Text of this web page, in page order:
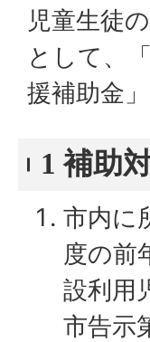
児童生徒
として、
援補助金
1 補助
市内に
度の前
設利用
市告示